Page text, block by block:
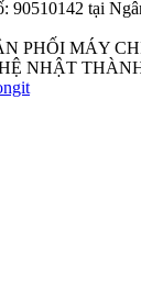
90510142 tại
PHỐI MÁY
NHẬT